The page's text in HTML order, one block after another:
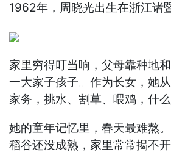
1962年，周晓光出生在浙江诸
家里穷得叮当响，父母靠种地
一大家子孩子。作为长女，她
家务，挑水、割草、喂鸡，什么
她的童年记忆里，春天最难熬
稻谷还没成熟，家里常常揭不开